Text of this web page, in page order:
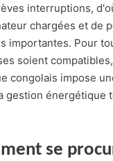
interruptions,
chargées et de
importantes. Pour
soient
congolais impose
gestion énergétique
se